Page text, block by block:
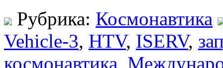
Рубрика: Космонавтика
Vehicle-3, HTV, ISERV,
космонавтика